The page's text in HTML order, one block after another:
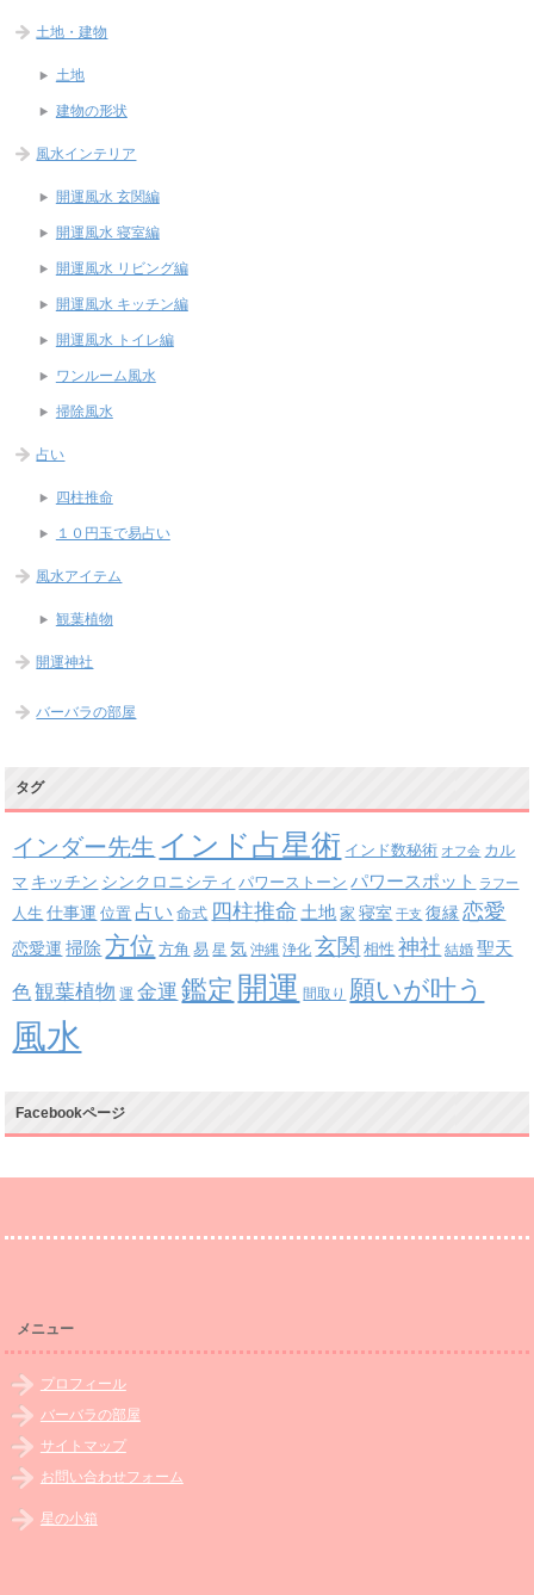
土地・建物
土地
建物の形状
風水インテリア
開運風水 玄関編
開運風水 寝室編
開運風水 リビング編
開運風水 キッチン編
開運風水 トイレ編
ワンルーム風水
掃除風水
占い
四柱推命
１０円玉で易占い
風水アイテム
観葉植物
開運神社
バーバラの部屋
タグ
インダー先生 インド占星術 インド数秘術 オフ会 カル
マ キッチン シンクロニシティ パワーストーン パワースポット ラフー
人生 仕事運 位置 占い 命式 四柱推命 土地 家 寝室 干支 復縁 恋愛
恋愛運 掃除 方位 方角 易 星 気 沖縄 浄化 玄関 相性 神社 結婚 聖天
色 観葉植物 運 金運 鑑定 開運 間取り 願いが叶う
風水
Facebookページ
メニュー
プロフィール
バーバラの部屋
サイトマップ
お問い合わせフォーム
星の小箱